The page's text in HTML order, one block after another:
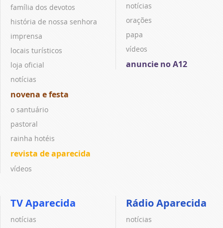
família dos devotos
história de nossa senhora
imprensa
locais turísticos
loja oficial
notícias
novena e festa
o santuário
pastoral
rainha hotéis
revista de aparecida
vídeos
notícias
orações
papa
vídeos
anuncie no A12
TV Aparecida
notícias
Rádio Aparecida
notícias